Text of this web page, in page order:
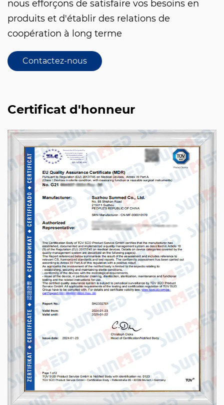
nous efforçons de satisfaire vos besoins en
produits et d'établir des relations de
coopération à long terme
Contactez-nous
Certificat d'honneur